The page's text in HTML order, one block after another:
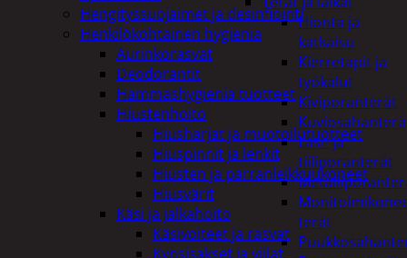
Hionta ja
katkaisu
Kierretapit ja
työkalut
Kiviporanterät
Kuviosahanterä
Lasi- ja
tiiliporanterät
terät
Hengityssuojaimet ja desinfiointi
Henkilökohtainen hygienia
Aurinkorasvat
Deodorantit
Hammashygienia tuotteet
Hiustenhoito
Hiusharjat ja muotoilutuotteet
Hiuspinnit ja lenkit
Hiusten ja parranleikkuukoneet
Hiusvärit
Käsi ja jalkahoito
Käsivoiteet ja rasvat
Kynsisakset ja viilat